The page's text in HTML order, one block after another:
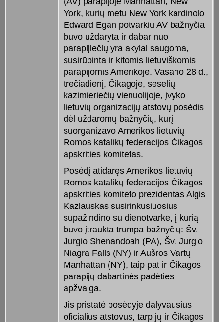
York, kurių metu New York kardinolo
Edward Egan potvarkiu AV bažnyčia
buvo uždaryta ir dabar nuo
parapijiečių yra akylai saugoma,
susirūpinta ir kitomis lietuviškomis
parapijomis Amerikoje. Vasario 28 d.,
trečiadienį, Čikagoje, seselių
kazimieriečių vienuolijoje, įvyko
lietuvių organizacijų atstovų posėdis
dėl uždaromų bažnyčių, kurį
suorganizavo Amerikos lietuvių
Romos katalikų federacijos Čikagos
apskrities komitetas.
Posėdį atidaręs Amerikos lietuvių
Romos katalikų federacijos Čikagos
apskrities komiteto prezidentas Algis
Kazlauskas susirinkusiuosius
supažindino su dienotvarke, į kurią
buvo įtraukta trumpa bažnyčių: Šv.
Jurgio Shenandoah (PA), Šv. Jurgio
Niagra Falls (NY) ir Aušros Vartų
Manhattan (NY), taip pat ir Čikagos
parapijų dabartinės padėties
apžvalga.
Jis pristatė posėdyje dalyvausius
oficialius atstovus, tarp jų ir Čikagos